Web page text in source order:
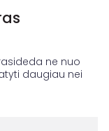
ne nuo
daugiau nei